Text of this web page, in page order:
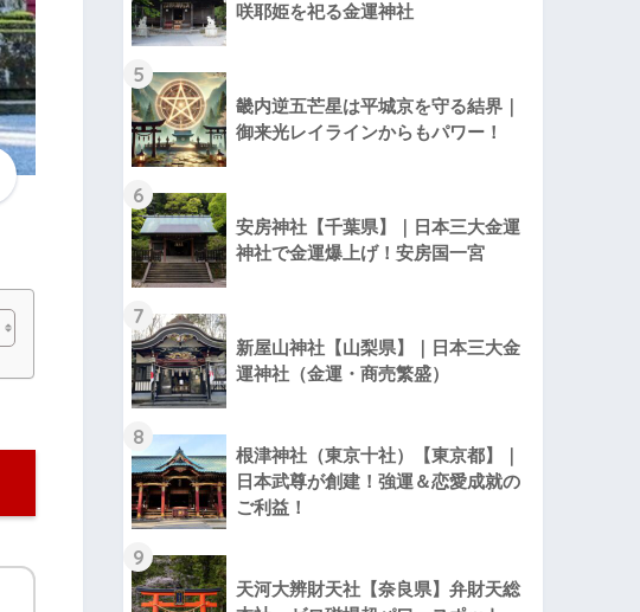
咲耶姫を祀る金運神社
5
畿内逆五芒星は平城京を守る結界｜
御来光レイラインからもパワー！
6
安房神社【千葉県】｜日本三大金運
神社で金運爆上げ！安房国一宮
7
新屋山神社【山梨県】｜日本三大金
運神社（金運・商売繁盛）
8
根津神社（東京十社）【東京都】｜
日本武尊が創建！強運＆恋愛成就の
ご利益！
9
天河大辨財天社【奈良県】弁財天総